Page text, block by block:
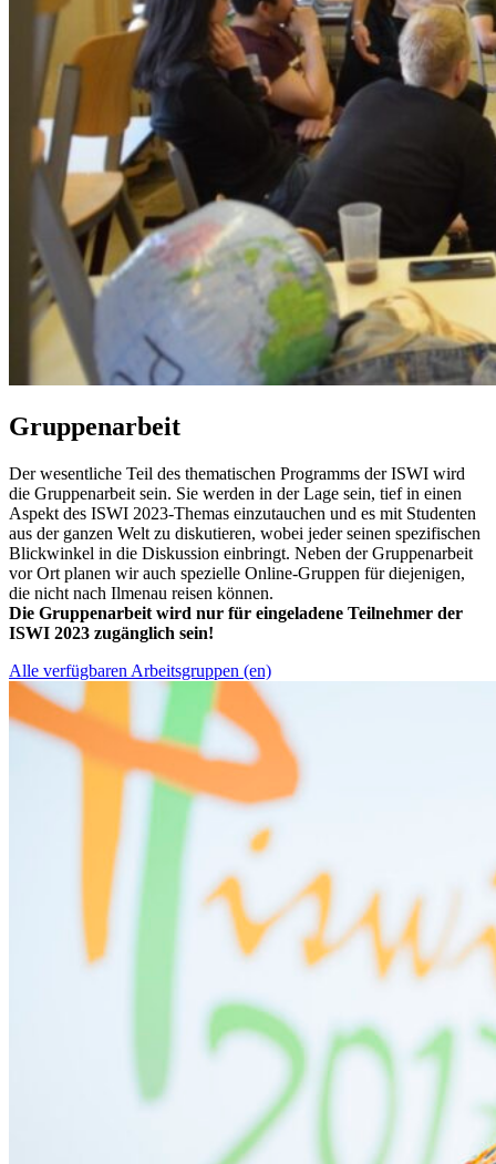
Gruppenarbeit
Der wesentliche Teil des thematischen Programms der ISWI wird
die Gruppenarbeit sein. Sie werden in der Lage sein, tief in einen
Aspekt des ISWI 2023-Themas einzutauchen und es mit Studenten
aus der ganzen Welt zu diskutieren, wobei jeder seinen spezifischen
Blickwinkel in die Diskussion einbringt. Neben der Gruppenarbeit
vor Ort planen wir auch spezielle Online-Gruppen für diejenigen,
die nicht nach Ilmenau reisen können.
Die Gruppenarbeit wird nur für eingeladene Teilnehmer der
ISWI 2023 zugänglich sein!
Alle verfügbaren Arbeitsgruppen (en)